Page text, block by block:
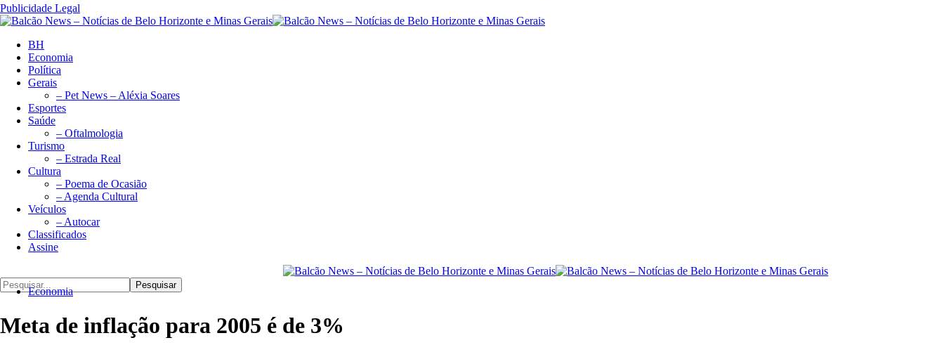
Publicidade Legal
BH
Economia
Política
Gerais
– Pet News – Aléxia Soares
Esportes
Saúde
– Oftalmologia
Turismo
– Estrada Real
Cultura
– Poema de Ocasião
– Agenda Cultural
Veículos
– Autocar
Classificados
Assine
Pesquisar
Economia
Meta de inflação para 2005 é de 3%